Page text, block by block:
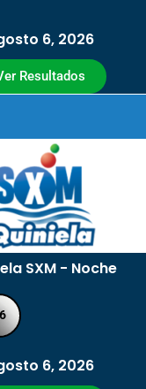
6, 2026
Resultados
SXM - Noche
6, 2026